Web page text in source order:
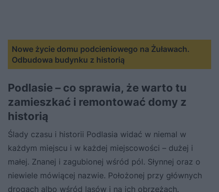
Nowe życie domu podcieniowego na Żuławach.
Odbudowa budynku z historią
Podlasie – co sprawia, że warto tu
zamieszkać i remontować domy z
historią
Ślady czasu i historii Podlasia widać w niemal w
każdym miejscu i w każdej miejscowości – dużej i
małej. Znanej i zagubionej wśród pól. Słynnej oraz o
niewiele mówiącej nazwie. Położonej przy głównych
drogach albo wśród lasów i na ich obrzeżach.